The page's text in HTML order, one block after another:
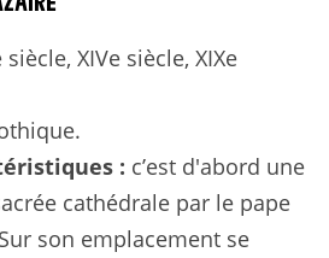
siècle, XIVe siècle, XIXe
: c’est d'abord une
cathédrale par le pape
son emplacement se